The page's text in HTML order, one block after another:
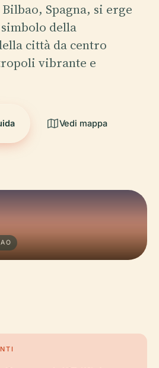
Spagna, si erge
della
città da centro
vibrante e
Vedi mappa